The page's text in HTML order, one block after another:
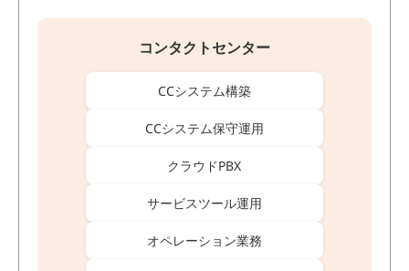
コンタクトセンター
CCシステム構築
CCシステム保守運用
クラウドPBX
サービスツール運用
オペレーション業務